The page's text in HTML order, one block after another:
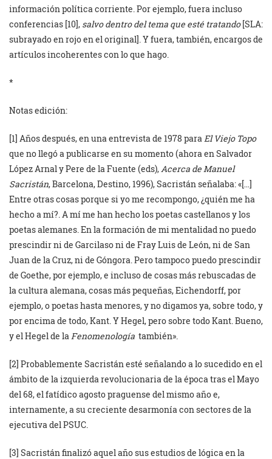
información política corriente. Por ejemplo, fuera incluso
conferencias [10], salvo dentro del tema que esté tratando[SLA:
subrayado en rojo en el original]. Y fuera, también, encargos de
artículos incoherentes con lo que hago.
*
Notas edición:
[1] Años después, en una entrevista de 1978 para El Viejo Topo
que no llegó a publicarse en su momento (ahora en Salvador
López Arnal y Pere de la Fuente (eds), Acerca de Manuel
Sacristán, Barcelona, Destino, 1996), Sacristán señalaba: «[…]
Entre otras cosas porque si yo me recompongo, ¿quién me ha
hecho a mí?. A mí me han hecho los poetas castellanos y los
poetas alemanes. En la formación de mi mentalidad no puedo
prescindir ni de Garcilaso ni de Fray Luis de León, ni de San
Juan de la Cruz, ni de Góngora. Pero tampoco puedo prescindir
de Goethe, por ejemplo, e incluso de cosas más rebuscadas de
la cultura alemana, cosas más pequeñas, Eichendorff, por
ejemplo, o poetas hasta menores, y no digamos ya, sobre todo, y
por encima de todo, Kant. Y Hegel, pero sobre todo Kant. Bueno,
y el Hegel de la Fenomenología también».
[2] Probablemente Sacristán esté señalando a lo sucedido en el
ámbito de la izquierda revolucionaria de la época tras el Mayo
del 68, el fatídico agosto praguense del mismo año e,
internamente, a su creciente desarmonía con sectores de la
ejecutiva del PSUC.
[3] Sacristán finalizó aquel año sus estudios de lógica en la